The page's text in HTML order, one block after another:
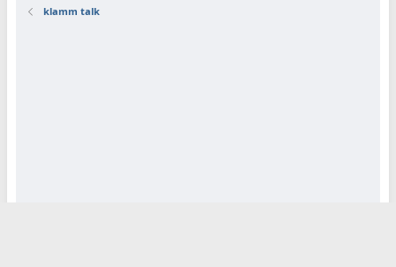
klamm talk